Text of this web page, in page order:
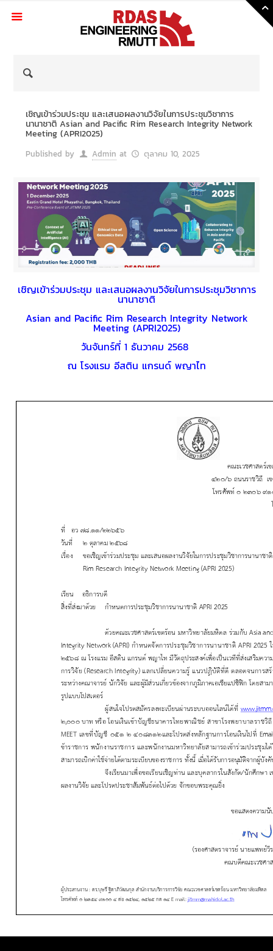
เชิญเข้าร่วมประชุม และเสนอผลงานวิจัยในการประชุมวิชาการ
นานาชาติ Asian and Pacific Rim Research Integrity Network
Meeting (APRI2025)
Published by Admin at ตุลาคม 10, 2025
เชิญเข้าร่วมประชุม และเสนอผลงานวิจัยในการประชุมวิชาการ
นานาชาติ
Asian and Pacific Rim Research Integrity Network
Meeting (APRI2025)
วันจันทร์ที่ 1 ธันวาคม 2568
ณ โรงแรม อีสติน แกรนด์ พญาไท